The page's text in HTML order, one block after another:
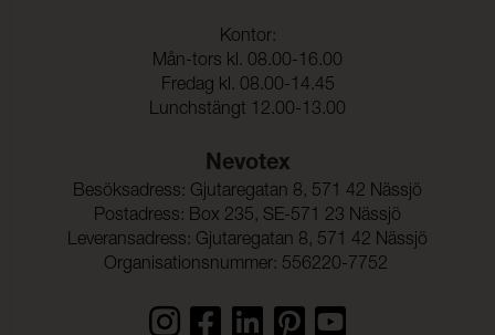
Kontor:
Mån-tors kl. 08.00-16.00
Fredag kl. 08.00-14.45
Lunchstängt 12.00-13.00
Nevotex
Besöksadress: Gjutaregatan 8, 571 42 Nässjö
Postadress: Box 235, SE-571 23 Nässjö
Leveransadress: Gjutaregatan 8, 571 42 Nässjö
Organisationsnummer: 556220-7752